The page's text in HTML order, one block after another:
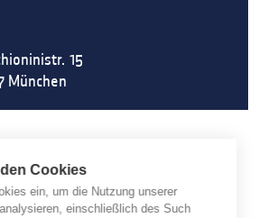
15
München
Cookies
ein, um die Nutzung unserer
einschließlich des Such